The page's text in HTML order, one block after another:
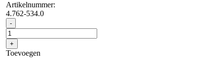
Artikelnummer:
4.762-534.0
- Meeneemschijf,
479
mm
aantal
+
Toevoegen